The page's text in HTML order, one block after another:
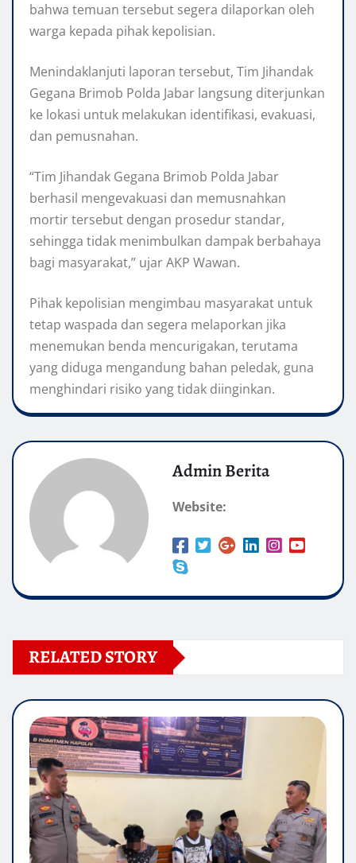
bahwa temuan tersebut segera dilaporkan oleh
warga kepada pihak kepolisian.
Menindaklanjuti laporan tersebut, Tim Jihandak
Gegana Brimob Polda Jabar langsung diterjunkan
ke lokasi untuk melakukan identifikasi, evakuasi,
dan pemusnahan.
“Tim Jihandak Gegana Brimob Polda Jabar
berhasil mengevakuasi dan memusnahkan
mortir tersebut dengan prosedur standar,
sehingga tidak menimbulkan dampak berbahaya
bagi masyarakat,” ujar AKP Wawan.
Pihak kepolisian mengimbau masyarakat untuk
tetap waspada dan segera melaporkan jika
menemukan benda mencurigakan, terutama
yang diduga mengandung bahan peledak, guna
menghindari risiko yang tidak diinginkan.
Admin Berita
Website:
RELATED STORY